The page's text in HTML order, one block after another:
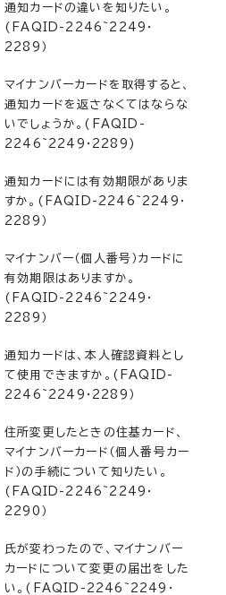
通知カードの違いを知りたい。
(FAQID-2246~2249・
2289）
マイナンバーカードを取得すると、
通知カードを返さなくてはならな
いでしょうか。(FAQID-
2246~2249・2289)
通知カードには有効期限がありま
すか。(FAQID-2246~2249・
2289）
マイナンバー（個人番号）カードに
有効期限はありますか。
(FAQID-2246~2249・
2289）
通知カードは、本人確認資料とし
て使用できますか。(FAQID-
2246~2249・2289）
住所変更したときの住基カード、
マイナンバーカード（個人番号カー
ド）の手続について知りたい。
(FAQID-2246~2249・
2290）
氏が変わったので、マイナンバー
カードについて変更の届出をした
い。(FAQID-2246~2249・